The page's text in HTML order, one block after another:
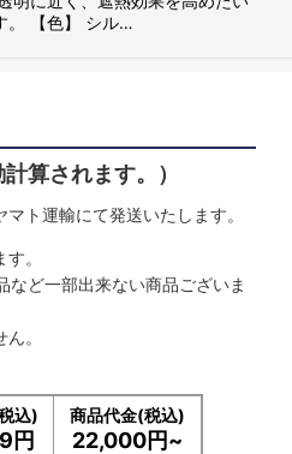
。 【色】 シル…
算されます。）
ト運輸にて発送いたします。
。
など一部出来ない商品ございま
。
込)
円
商品代金(税込)
22,000円~